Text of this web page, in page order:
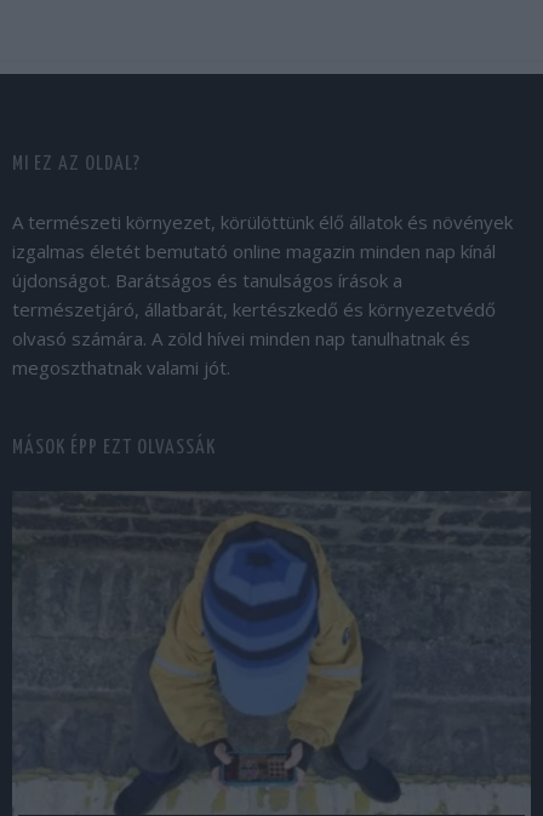
MI EZ AZ OLDAL?
A természeti környezet, körülöttünk élő állatok és növények
izgalmas életét bemutató online magazin minden nap kínál
újdonságot. Barátságos és tanulságos írások a
természetjáró, állatbarát, kertészkedő és környezetvédő
olvasó számára. A zöld hívei minden nap tanulhatnak és
megoszthatnak valami jót.
MÁSOK ÉPP EZT OLVASSÁK